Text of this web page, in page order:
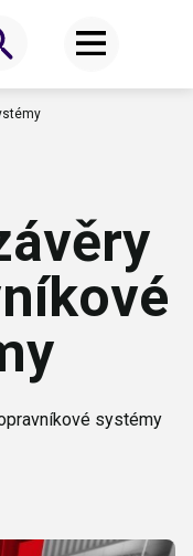
systémy